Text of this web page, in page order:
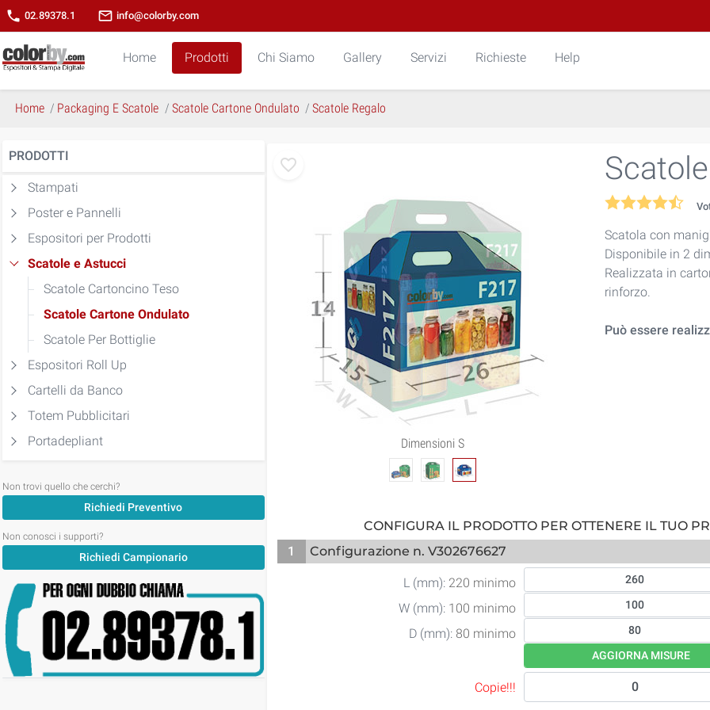
phone 02.89378.1 mail_outline info@colorby.com
Home Prodotti Chi Siamo Gallery Servizi Richieste Help
Home Packaging E Scatole Scatole Cartone Ondulato Scatole Regalo
PRODOTTI
Stampati
Poster e Pannelli
Espositori per Prodotti
Scatole e Astucci
Scatole Cartoncino Teso
Scatole Cartone Ondulato
Scatole Per Bottiglie
Espositori Roll Up
Cartelli da Banco
Totem Pubblicitari
Portadepliant
Non trovi quello che cerchi?
Richiedi Preventivo
Non conosci i supporti?
Richiedi Campionario
Dimensioni S
Scatola con
Disponibile in 2
Realizzata in
rinforzo.
Può essere
CONFIGURA IL PRODOTTO PER OTTENERE IL TUO
1
Configurazione n. V302676627
L (mm): 220 minimo
W (mm): 100 minimo
D (mm): 80 minimo
AGGIORNA MISURE
Copie!!!